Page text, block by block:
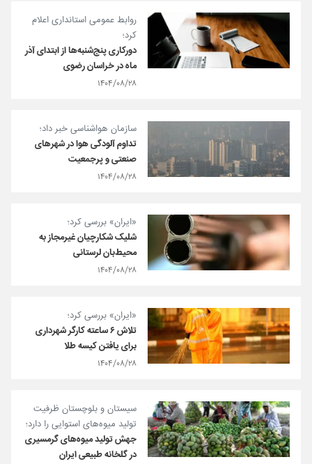
روابط عمومی استانداری اعلام
کرد؛
دورکاری پنج‌شنبه‌ها از ابتدای آذر
ماه در خراسان رضوی
۱۴۰۴/۰۸/۲۸
سازمان هواشناسی خبر داد؛
تداوم آلودگی هوا در شهرهای
صنعتی و پرجمعیت
۱۴۰۴/۰۸/۲۸
«ایران» بررسی کرد؛
شلیک شکارچیان غیرمجاز به
محیط‌‎بان لرستانی
۱۴۰۴/۰۸/۲۸
«ایران» بررسی کرد؛
تلاش ۶ ساعته کارگر شهرداری
برای یافتن کیسه طلا
۱۴۰۴/۰۸/۲۸
سیستان و بلوچستان ظرفیت
تولید میوه‌های استوایی را دارد؛
جهش تولید میوه‌های گرمسیری
در گلخانه طبیعی ایران